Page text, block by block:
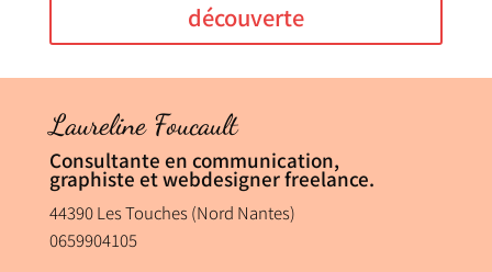
découverte
Laureline Foucault
Consultante en communication,
graphiste et webdesigner freelance.
44390 Les Touches (Nord Nantes)
0659904105